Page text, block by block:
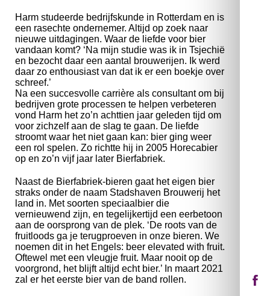
Harm studeerde bedrijfskunde in Rotterdam en is
een rasechte ondernemer. Altijd op zoek naar
nieuwe uitdagingen. Waar de liefde voor bier
vandaan komt? ‘Na mijn studie was ik in Tsjechië
en bezocht daar een aantal brouwerijen. Ik werd
daar zo enthousiast van dat ik er een boekje over
schreef.’
Na een succesvolle carrière als consultant om bij
bedrijven grote processen te helpen verbeteren
vond Harm het zo’n achttien jaar geleden tijd om
voor zichzelf aan de slag te gaan. De liefde
stroomt waar het niet gaan kan: bier ging weer
een rol spelen. Zo richtte hij in 2005 Horecabier
op en zo’n vijf jaar later Bierfabriek.
Naast de Bierfabriek-bieren gaat het eigen bier
straks onder de naam Stadshaven Brouwerij het
land in. Met soorten speciaalbier die
vernieuwend zijn, en tegelijkertijd een eerbetoon
aan de oorsprong van de plek. ‘De roots van de
fruitloods ga je terugproeven in onze bieren. We
noemen dit in het Engels: beer elevated with fruit.
Oftewel met een vleugje fruit. Maar nooit op de
voorgrond, het blijft altijd echt bier.’ In maart 2021
zal er het eerste bier van de band rollen.